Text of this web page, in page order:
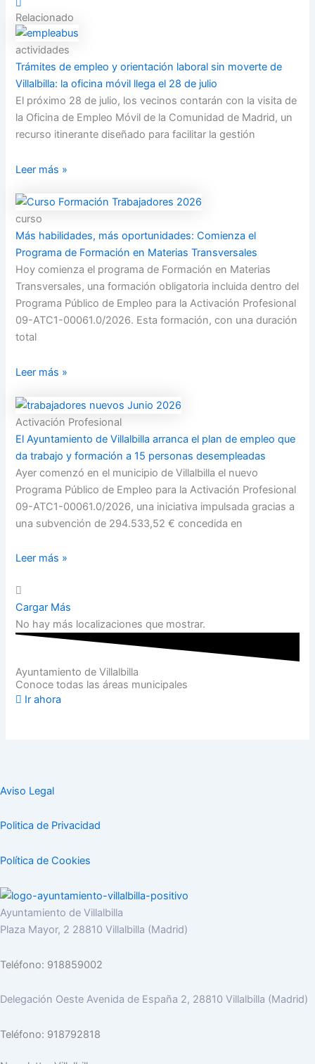
Relacionado
actividades
Trámites de empleo y orientación laboral sin moverte de
Villalbilla: la oficina móvil llega el 28 de julio
El próximo 28 de julio, los vecinos contarán con la visita de
la Oficina de Empleo Móvil de la Comunidad de Madrid, un
recurso itinerante diseñado para facilitar la gestión
Leer más »
curso
Más habilidades, más oportunidades: Comienza el
Programa de Formación en Materias Transversales
Hoy comienza el programa de Formación en Materias
Transversales, una formación obligatoria incluida dentro del
Programa Público de Empleo para la Activación Profesional
09-ATC1-00061.0/2026. Esta formación, con una duración
total
Leer más »
Activación Profesional
El Ayuntamiento de Villalbilla arranca el plan de empleo que
da trabajo y formación a 15 personas desempleadas
Ayer comenzó en el municipio de Villalbilla el nuevo
Programa Público de Empleo para la Activación Profesional
09-ATC1-00061.0/2026, una iniciativa impulsada gracias a
una subvención de 294.533,52 € concedida en
Leer más »
Cargar Más
No hay más localizaciones que mostrar.
Ayuntamiento de Villalbilla
Conoce todas las áreas municipales
Ir ahora
Aviso Legal
Politica de Privacidad
Política de Cookies
Ayuntamiento de Villalbilla
Plaza Mayor, 2 28810 Villalbilla (Madrid)
Teléfono: 918859002
Delegación Oeste Avenida de España 2, 28810 Villalbilla (Madrid)
Teléfono: 918792818